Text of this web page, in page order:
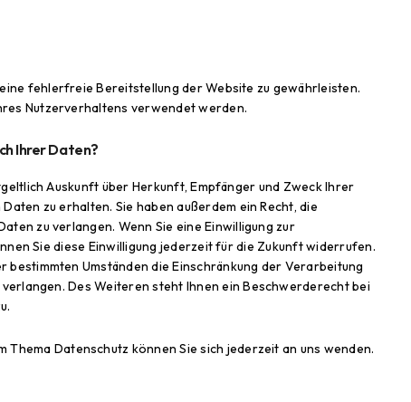
fehlerfreie Bereitstellung der Website zu gewährleisten.
Nutzerverhaltens verwendet werden.
Ihrer Daten?
Auskunft über Herkunft, Empfänger und Zweck Ihrer
zu erhalten. Sie haben außerdem ein Recht, die
zu verlangen. Wenn Sie eine Einwilligung zur
Sie diese Einwilligung jederzeit für die Zukunft widerrufen.
bestimmten Umständen die Einschränkung der Verarbeitung
Des Weiteren steht Ihnen ein Beschwerderecht bei
Thema Datenschutz können Sie sich jederzeit an uns wenden.